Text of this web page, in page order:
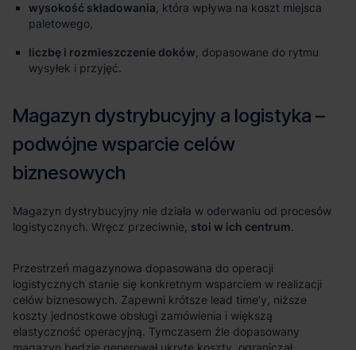
wysokość składowania , która wpływa na koszt miejsca
paletowego,
liczbę i rozmieszczenie doków , dopasowane do rytmu
wysyłek i przyjęć.
stoi w ich centrum